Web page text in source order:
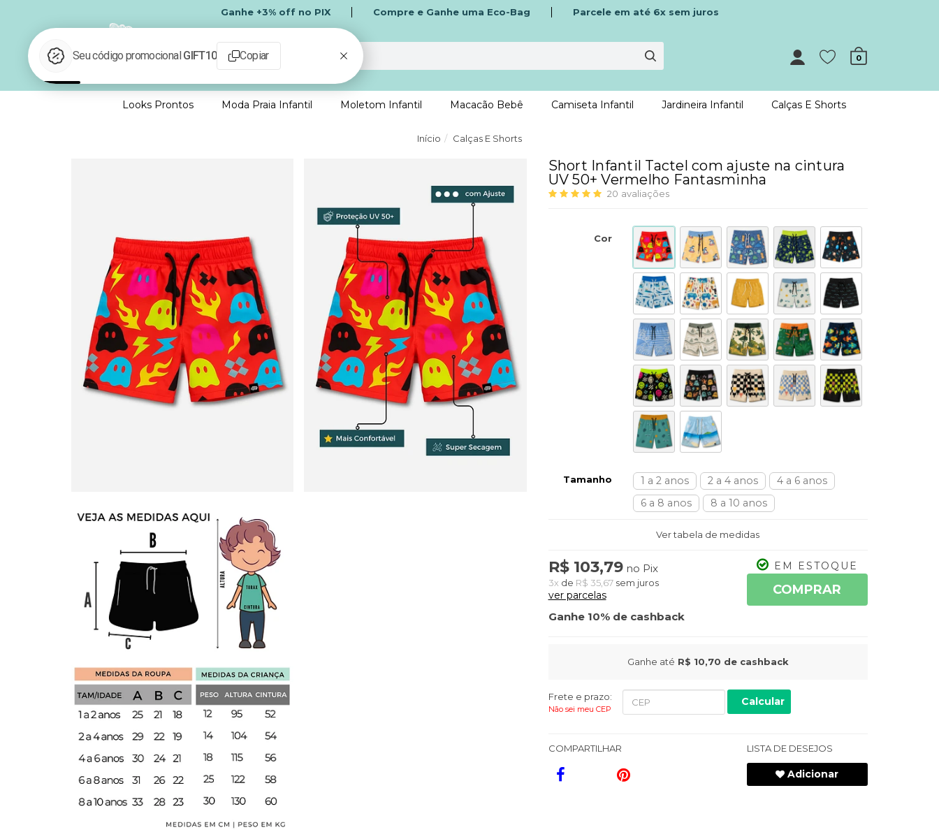
Ganhe +3% offno PIX Compre e Ganhe uma Eco-Bag Parcele em até 6x sem juros
0
Looks Prontos Moda Praia Infantil Moletom Infantil Macacão Bebê Camiseta Infantil Jardineira Infantil Calças E Shorts
Início Calças E Shorts
Short Infantil Tactel com ajuste na cintura
UV 50+ Vermelho Fantasminha
20 avaliações
Cor
Tamanho 1 a 2 anos 2 a 4 anos
4 a 6 anos
6 a 8 anos
8 a 10 anos
Ver tabela de medidas
R$ 103,79no Pix
3x de R$ 35,67sem juros
ver parcelas
Ganhe 10% de cashback
EM ESTOQUE
COMPRAR
Ganhe até R$ 10,70 de cashback
Frete e prazo:
Não sei meu CEP
Calcular
COMPARTILHAR LISTA DE DESEJOS
Adicionar